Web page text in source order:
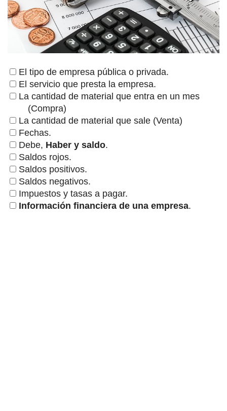
El tipo de empresa pública o privada.
El servicio que presta la empresa.
La cantidad de material que entra en un mes
(Compra)
La cantidad de material que sale (Venta)
Fechas.
Debe, Haber y saldo.
Saldos rojos.
Saldos positivos.
Saldos negativos.
Impuestos y tasas a pagar.
Información financiera de una empresa.